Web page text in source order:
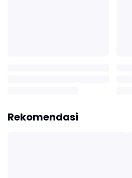
Rekomendasi